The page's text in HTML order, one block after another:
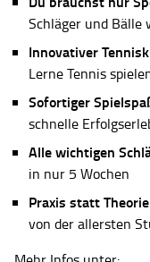
Schläger und
Innovativer
Lerne Tennis
Sofortiger
schnelle
Alle wichtigen
in nur 5 Wochen
Praxis statt Theorie
von der allersten